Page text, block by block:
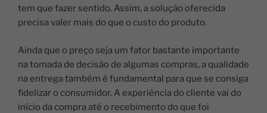
tem que fazer sentido. Assim, a solução oferecida
precisa valer mais do que o custo do produto.
Ainda que o preço seja um fator bastante importante
na tomada de decisão de algumas compras, a qualidade
na entrega também é fundamental para que se consiga
fidelizar o consumidor. A experiência do cliente vai do
início da compra até o recebimento do que foi